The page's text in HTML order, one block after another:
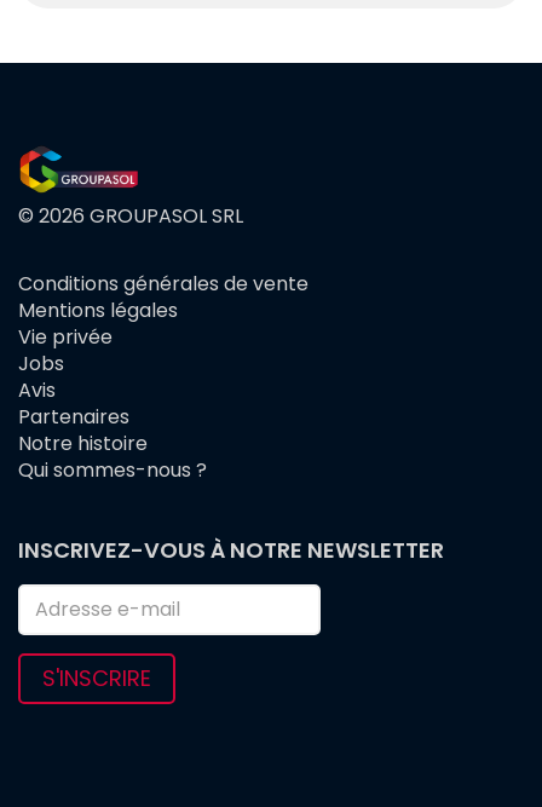
© 2026 GROUPASOL SRL
FOOTER
MENU
Conditions générales de vente
Mentions légales
Vie privée
Jobs
Avis
Partenaires
Notre histoire
Qui sommes-nous ?
INSCRIVEZ-VOUS À NOTRE NEWSLETTER
S'INSCRIRE